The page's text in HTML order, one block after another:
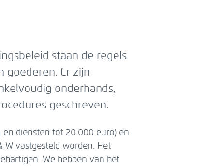
staan de regels
goederen. Er zijn
onderhands,
geschreven.
diensten tot 20.000 euro) en
vastgesteld worden. Het
We hebben van het